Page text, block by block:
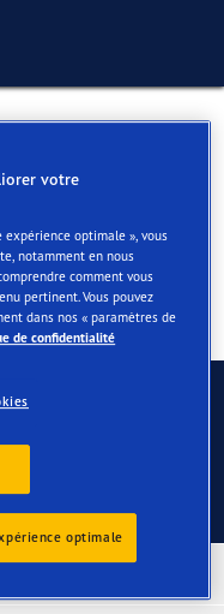
votre
votre
expérience optimale », vous
notamment en nous
comment vous
pertinent. Vous pouvez
dans nos « paramètres de
de confidentialité
optimale